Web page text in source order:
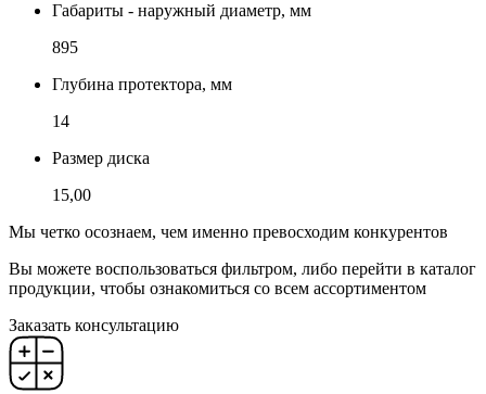
Габариты - наружный диаметр, мм
895
Глубина протектора, мм
14
Размер диска
15,00
Мы четко осознаем, чем именно превосходим конкурентов
Вы можете воспользоваться фильтром, либо перейти в каталог
продукции, чтобы ознакомиться со всем ассортиментом
Заказать консультацию